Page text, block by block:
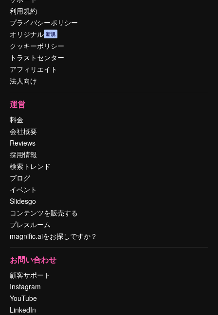
利用規約
プライバシーポリシー
オリジナル 新規
クッキーポリシー
トラストセンター
アフィリエイト
法人向け
運営
料金
会社概要
Reviews
採用情報
検索トレンド
ブログ
イベント
Slidesgo
コンテンツを販売する
プレスルーム
magnific.aiをお探しですか？
お問い合わせ
顧客サポート
Instagram
YouTube
LinkedIn